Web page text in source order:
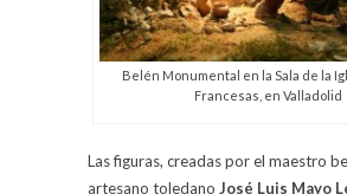
Belén Monumental en la Sala de la
Francesas, en Valladolid
Las figuras, creadas por el maestro
artesano toledano José Luis Mayo